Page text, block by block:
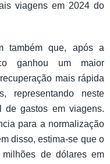
viagens em 2024 do
também que, após a
ganhou um maior
mais rápida
representando neste
de gastos em viagens.
para a normalização
disso, estima-se que o
de dólares em